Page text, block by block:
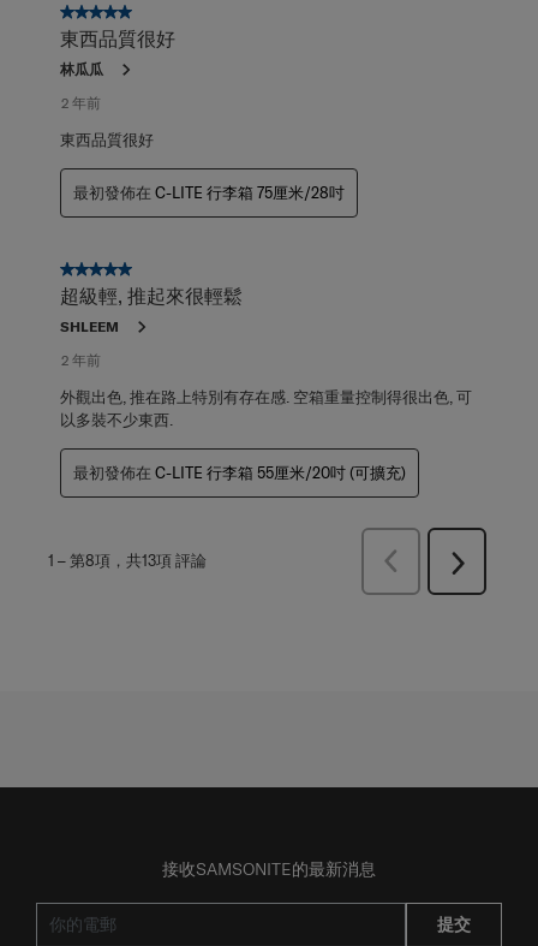
5星，共5星。
東西品質很好
林瓜瓜
2 年前
東西品質很好
最初發佈在 C-LITE 行李箱 75厘米/28吋
5星，共5星。
超級輕, 推起來很輕鬆
SHLEEM
2 年前
外觀出色, 推在路上特別有存在感. 空箱重量控制得很出色, 可
以多裝不少東西.
最初發佈在 C-LITE 行李箱 55厘米/20吋 (可擴充)
1 –第8項，共13項評論
上
下
接收SAMSONITE的最新消息
提交